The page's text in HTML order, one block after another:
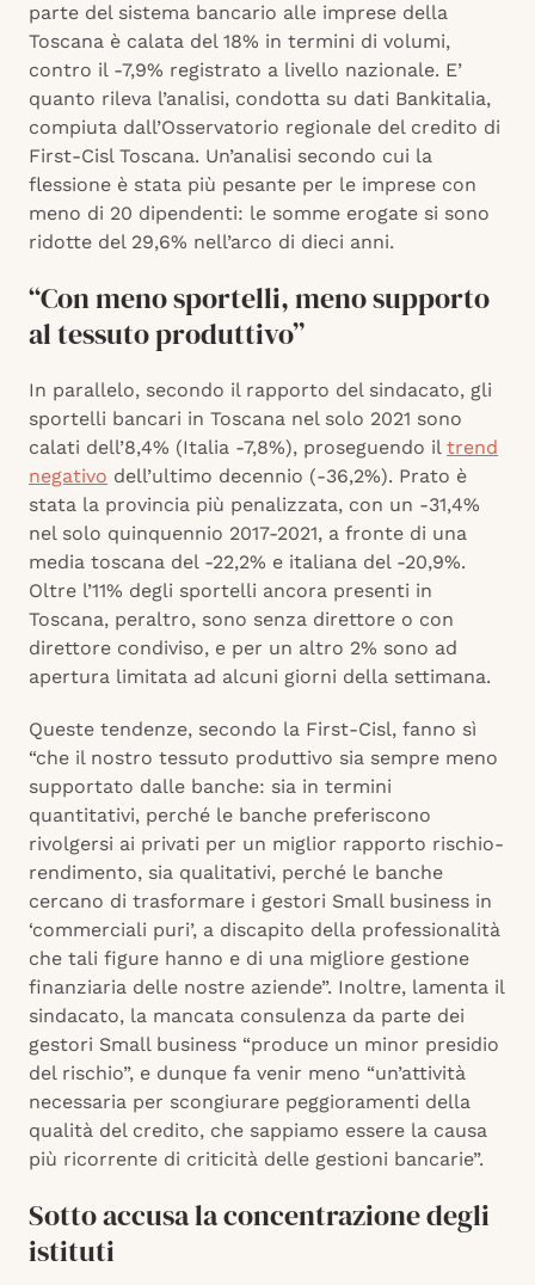
parte del sistema bancario alle imprese della
Toscana è calata del 18% in termini di volumi,
contro il -7,9% registrato a livello nazionale. E’
quanto rileva l’analisi, condotta su dati Bankitalia,
compiuta dall’Osservatorio regionale del credito di
First-Cisl Toscana. Un’analisi secondo cui la
flessione è stata più pesante per le imprese con
meno di 20 dipendenti: le somme erogate si sono
ridotte del 29,6% nell’arco di dieci anni.
“Con meno sportelli, meno supporto
al tessuto produttivo”
In parallelo, secondo il rapporto del sindacato, gli
sportelli bancari in Toscana nel solo 2021 sono
calati dell’8,4% (Italia -7,8%), proseguendo il trend
negativo dell’ultimo decennio (-36,2%). Prato è
stata la provincia più penalizzata, con un -31,4%
nel solo quinquennio 2017-2021, a fronte di una
media toscana del -22,2% e italiana del -20,9%.
Oltre l’11% degli sportelli ancora presenti in
Toscana, peraltro, sono senza direttore o con
direttore condiviso, e per un altro 2% sono ad
apertura limitata ad alcuni giorni della settimana.
Queste tendenze, secondo la First-Cisl, fanno sì
“che il nostro tessuto produttivo sia sempre meno
supportato dalle banche: sia in termini
quantitativi, perché le banche preferiscono
rivolgersi ai privati per un miglior rapporto rischio-
rendimento, sia qualitativi, perché le banche
cercano di trasformare i gestori Small business in
‘commerciali puri’, a discapito della professionalità
che tali figure hanno e di una migliore gestione
finanziaria delle nostre aziende”. Inoltre, lamenta il
sindacato, la mancata consulenza da parte dei
gestori Small business “produce un minor presidio
del rischio”, e dunque fa venir meno “un’attività
necessaria per scongiurare peggioramenti della
qualità del credito, che sappiamo essere la causa
più ricorrente di criticità delle gestioni bancarie”.
Sotto accusa la concentrazione degli
istituti